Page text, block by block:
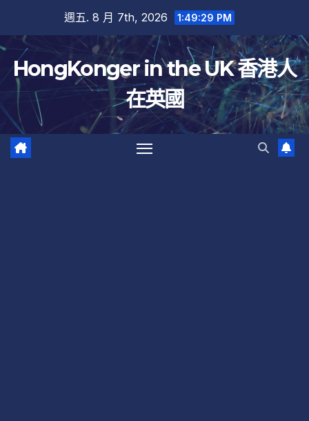
內
容
週五. 8 月 7th, 2026 1:49:30 PM
HongKonger in the UK 香港人
在英國